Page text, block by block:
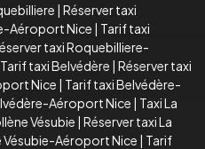
| Réserver taxi
Aéroport Nice | Tarif taxi
taxi Roquebilliere-
Tarif taxi Belvédère | Réserver taxi
Nice | Tarif taxi Belvédère-
Aéroport Nice | Taxi La
Vésubie | Réserver taxi La
Vésubie-Aéroport Nice | Tarif